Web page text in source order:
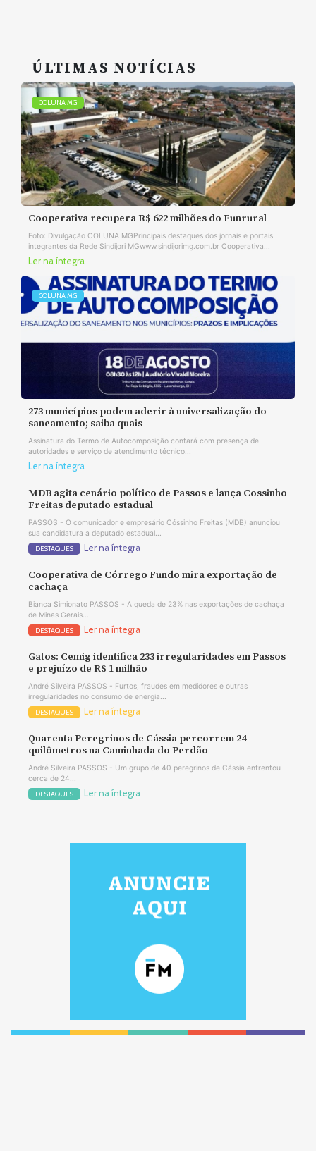
ÚLTIMAS NOTÍCIAS
COLUNA MG
Cooperativa recupera R$ 622 milhões do Funrural
Foto: Divulgação COLUNA MGPrincipais destaques dos jornais e portais
integrantes da Rede Sindijori MGwww.sindijorimg.com.br Cooperativa...
Ler na íntegra
COLUNA MG
273 municípios podem aderir à universalização do
saneamento; saiba quais
Assinatura do Termo de Autocomposição contará com presença de
autoridades e serviço de atendimento técnico...
Ler na íntegra
MDB agita cenário político de Passos e lança Cossinho
Freitas deputado estadual
PASSOS - O comunicador e empresário Cóssinho Freitas (MDB) anunciou
sua candidatura a deputado estadual...
DESTAQUES Ler na íntegra
Cooperativa de Córrego Fundo mira exportação de
cachaça
Bianca Simionato PASSOS - A queda de 23% nas exportações de cachaça
de Minas Gerais...
DESTAQUES Ler na íntegra
Gatos: Cemig identifica 233 irregularidades em Passos
e prejuízo de R$ 1 milhão
André Silveira PASSOS - Furtos, fraudes em medidores e outras
irregularidades no consumo de energia...
DESTAQUES Ler na íntegra
Quarenta Peregrinos de Cássia percorrem 24
quilômetros na Caminhada do Perdão
André Silveira PASSOS - Um grupo de 40 peregrinos de Cássia enfrentou
cerca de 24...
DESTAQUES Ler na íntegra